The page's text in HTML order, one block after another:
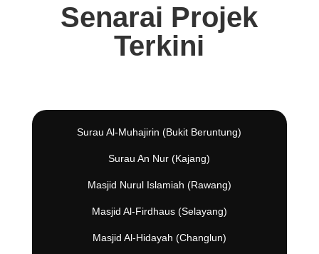
Senarai Projek
Terkini
Surau Al-Muhajirin (Bukit Beruntung)
Surau An Nur (Kajang)
Masjid Nurul Islamiah (Rawang)
Masjid Al-Firdhaus (Selayang)
Masjid Al-Hidayah (Changlun)